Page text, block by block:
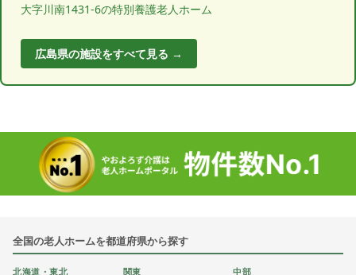
大字川南1431-6の特別養護老人ホーム
広島県の施設をすべて見る →
全国の老人ホームを都道府県から探す
北海道・東北 関東 中部